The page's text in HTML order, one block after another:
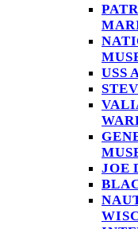
USS
JOE